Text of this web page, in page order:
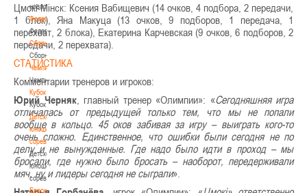
новости
Федерация
Федерация
Сборные
Сборные
Чемпионат
Чемпионат
Кубок
Кубок
Детско-
юношеские
соревнования
Детско-
юношеские
соревнования
Еврокубки
Цмокі-Мінск: Ксения Вабищевич (14 очков, 4 подбора, 2 передачи,
1 блок), Яна Макуца (13 очков, 9 подборов, 1 передача, 1
перехват, 2 блока), Екатерина Карчевская (9 очков, 6 подборов, 2
передачи, 2 перехвата).
СТАТИСТИКА
Комментарии тренеров и игроков:
Юрий Черняк, главный тренер «Олимпии»: «Сегодняшняя игра
отличалась от предыдущей только тем, что мы не попали
вообще в кольцо. 45 оков забивая за игру – выиграть кого-то
очень сложно. Единственное, что ошибки были сегодня не по
делу и не вынужденные. Где надо было идти в проход – мы
бросали, где нужно было бросать – наоборот, передерживали
мяч, ну и лидеры сегодня не сыграли».